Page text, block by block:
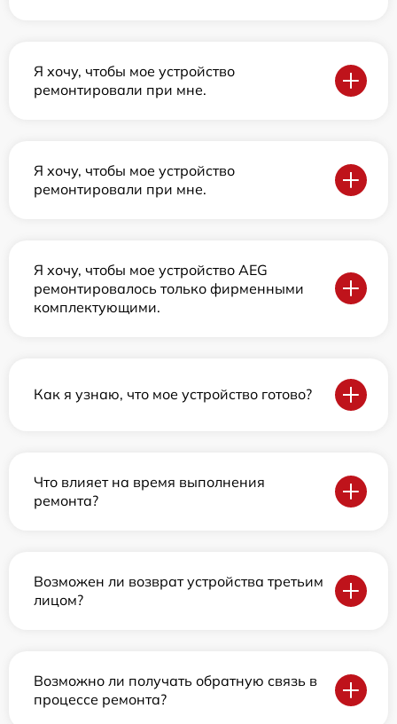
Я хочу, чтобы мое устройство
ремонтировали при мне.
Я хочу, чтобы мое устройство
ремонтировали при мне.
Я хочу, чтобы мое устройство AEG
ремонтировалось только фирменными
комплектующими.
Как я узнаю, что мое устройство готово?
Что влияет на время выполнения
ремонта?
Возможен ли возврат устройства третьим
лицом?
Возможно ли получать обратную связь в
процессе ремонта?